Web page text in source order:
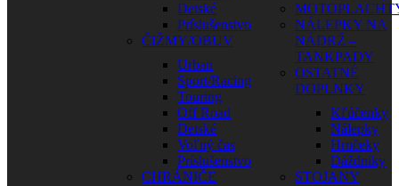
Detské
Príslušenstvo
ČIŽMY/OBUV
Urban
Sport/Racing
Touring
Off Road
Detské
Voľný čas
Príslušenstvo
CHRÁNIČE
NÁLEPKY NA
NÁDRŽ –
TANKPADY
OSTATNÉ
DOPLNKY
Kľúčenky
Nálepky
Hrnčeky
Dáždniky
STOJANY